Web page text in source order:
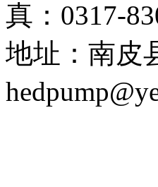
真：0317-
地址：南皮